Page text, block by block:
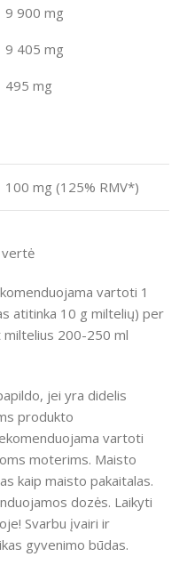
9 900 mg
9 405 mg
495 mg
100 mg (125% RMV*)
vertė
vartoti 1
atitinka 10 g miltelių) per
miltelius 200-250 ml
jei yra didelis
produkto
vartoti
moterims. Maisto
kaip maisto pakaitalas.
dozės. Laikyti
Svarbu įvairi ir
gyvenimo būdas.